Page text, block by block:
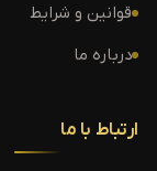
قوانین و شرایط
درباره ما
ارتباط با ما